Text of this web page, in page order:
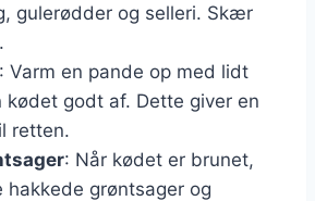
gulerødder og selleri. Skær
: Varm en pande op med lidt
kødet godt af. Dette giver en
retten.
: Når kødet er brunet,
grøntsager og